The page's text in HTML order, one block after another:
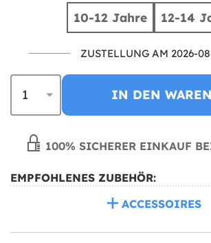
10-12 Jahre 12-14
ZUSTELLUNG AM 2026-
IN DEN
100% SICHERER EINKAUF
EMPFOHLENES ZUBEHÖR:
ACCESSOIRES